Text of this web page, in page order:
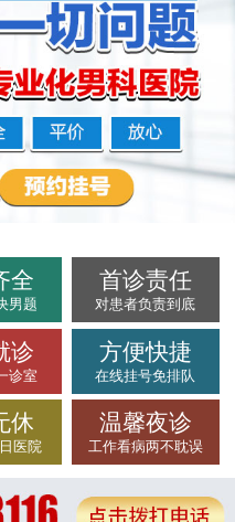
全
男题
首诊责任
对患者负责到底
诊
诊室
方便快捷
在线挂号免排队
休
医院
温馨夜诊
工作看病两不耽误